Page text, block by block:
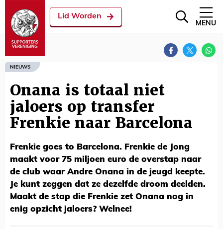
Lid Worden
MENU
NIEUWS
Onana is totaal niet
jaloers op transfer
Frenkie naar Barcelona
Frenkie goes to Barcelona. Frenkie de Jong
maakt voor 75 miljoen euro de overstap naar
de club waar Andre Onana in de jeugd keepte.
Je kunt zeggen dat ze dezelfde droom deelden.
Maakt de stap die Frenkie zet Onana nog in
enig opzicht jaloers? Welnee!